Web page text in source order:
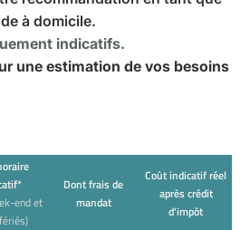
à domicile.
indicatifs.
une estimation de vos besoins
end et
Dont frais de
mandat
Coût indicatif réel
après crédit
d'impôt